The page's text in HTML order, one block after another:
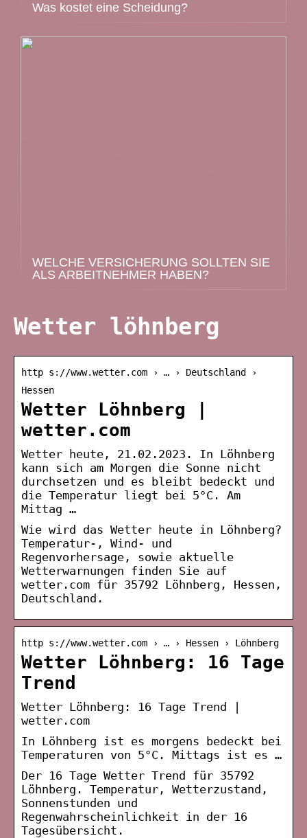
Was kostet eine Scheidung?
WELCHE VERSICHERUNG SOLLTEN SIE
ALS ARBEITNEHMER HABEN?
Wetter löhnberg
http s://www.wetter.com › … › Deutschland ›
Hessen
Wetter Löhnberg |
wetter.com
Wetter heute, 21.02.2023. In Löhnberg
kann sich am Morgen die Sonne nicht
durchsetzen und es bleibt bedeckt und
die Temperatur liegt bei 5°C. Am
Mittag …
Wie wird das Wetter heute in Löhnberg?
Temperatur-, Wind- und
Regenvorhersage, sowie aktuelle
Wetterwarnungen finden Sie auf
wetter.com für 35792 Löhnberg, Hessen,
Deutschland.
http s://www.wetter.com › … › Hessen › Löhnberg
Wetter Löhnberg: 16 Tage
Trend
Wetter Löhnberg: 16 Tage Trend |
wetter.com
In Löhnberg ist es morgens bedeckt bei
Temperaturen von 5°C. Mittags ist es …
Der 16 Tage Wetter Trend für 35792
Löhnberg. Temperatur, Wetterzustand,
Sonnenstunden und
Regenwahrscheinlichkeit in der 16
Tagesübersicht.